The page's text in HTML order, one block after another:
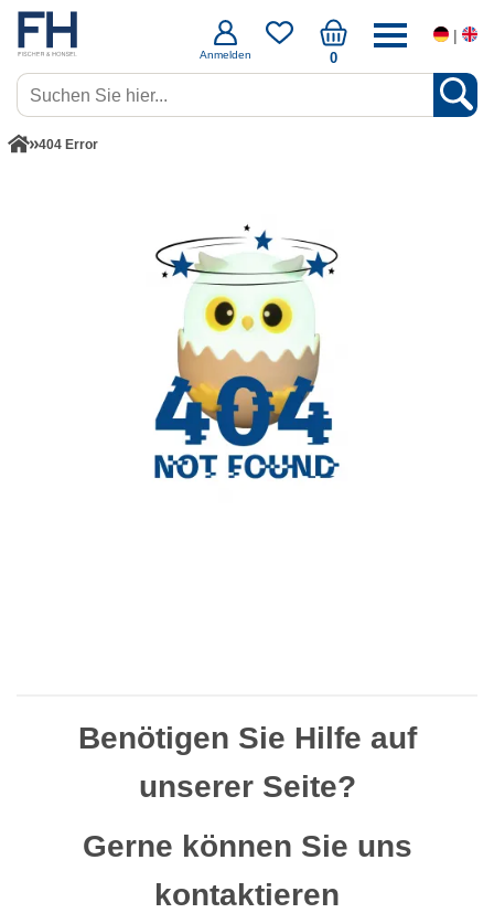
Anmelden 0
|
404 Error
Benötigen Sie Hilfe auf
unserer Seite?
Gerne können Sie uns
kontaktieren